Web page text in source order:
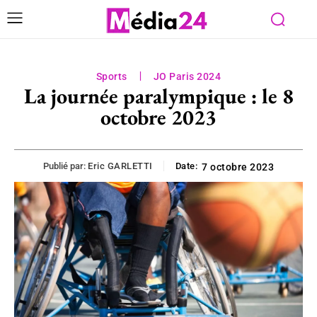
Sports JO Paris 2024
La journée paralympique : le 8
octobre 2023
Publié par: Eric GARLETTI Date: 7 octobre 2023